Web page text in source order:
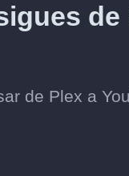
de
de Plex a